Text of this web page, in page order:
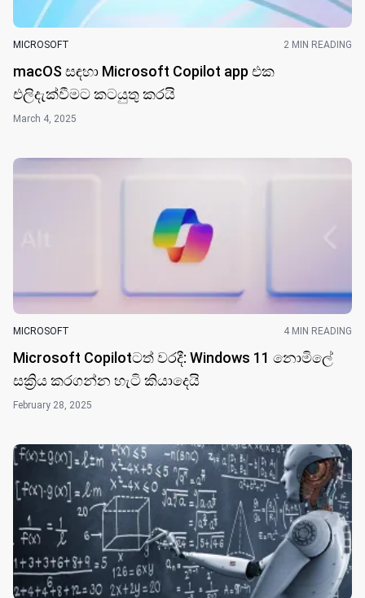
MICROSOFT 2 MIN READING
macOS සඳහා Microsoft Copilot app එක
එලිදැක්වීමට කටයුතු කරයි
March 4, 2025
MICROSOFT 4 MIN READING
Microsoft Copilotටත් වරදී: Windows 11 නොමිලේ
සක්‍රිය කරගන්න හැටි කියාදෙයි
February 28, 2025